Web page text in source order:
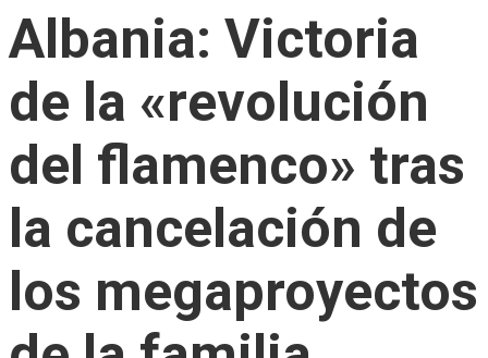
Albania: Victoria
de la «revolución
del flamenco» tras
la cancelación de
los megaproyectos